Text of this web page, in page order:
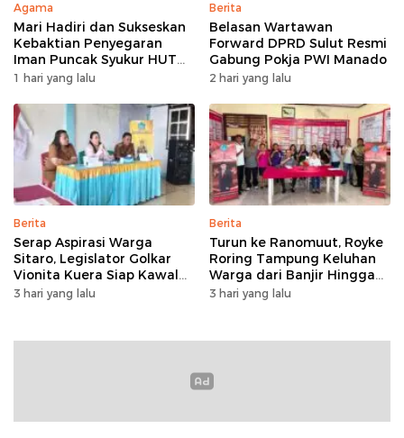
Agama
Mari Hadiri dan Sukseskan
Kebaktian Penyegaran
Iman Puncak Syukur HUT
Ke-62 PKB GMIM AOKD
1 hari yang lalu
Berita
Belasan Wartawan
Forward DPRD Sulut Resmi
Gabung Pokja PWI Manado
2 hari yang lalu
Berita
Serap Aspirasi Warga
Sitaro, Legislator Golkar
Vionita Kuera Siap Kawal
Pembangunan Akses Jalan
3 hari yang lalu
Berita
Turun ke Ranomuut, Royke
Roring Tampung Keluhan
Warga dari Banjir Hingga
Fasilitas Publik
3 hari yang lalu